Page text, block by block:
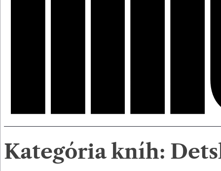
Kategória kníh: